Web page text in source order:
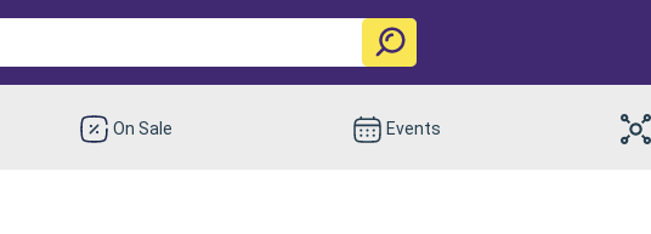
On Sale Events